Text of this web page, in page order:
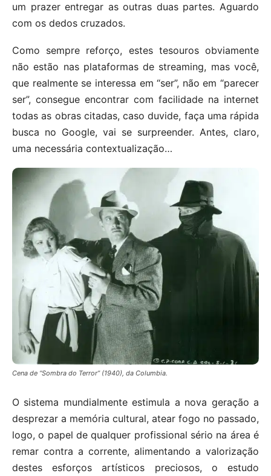
um prazer entregar as outras duas partes. Aguardo
com os dedos cruzados.
Como sempre reforço, estes tesouros obviamente
não estão nas plataformas de streaming, mas você,
que realmente se interessa em “ser”, não em “parecer
ser”, consegue encontrar com facilidade na internet
todas as obras citadas, caso duvide, faça uma rápida
busca no Google, vai se surpreender. Antes, claro,
uma necessária contextualização…
Cena de “Sombra do Terror” (1940), da Columbia.
O sistema mundialmente estimula a nova geração a
desprezar a memória cultural, atear fogo no passado,
logo, o papel de qualquer profissional sério na área é
remar contra a corrente, alimentando a valorização
destes esforços artísticos preciosos, o estudo